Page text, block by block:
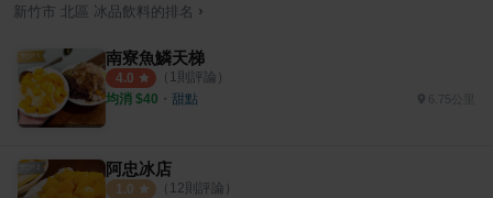
新竹市 北區 冰品飲料 的排名 ›
南寮魚鱗天梯
4.0 （ 1 則評論）
均消 $40 ・ 甜點 6.75公里
阿忠冰店
1.0 （ 12則評論）